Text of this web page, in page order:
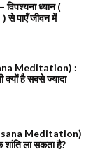
ध्यान (
पाएँ जीवन में
Meditation) :
क्यों है सबसे ज्यादा
Meditation)
ला सकता है?